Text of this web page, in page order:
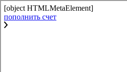
[object HTMLMetaElement]
пополнить счет